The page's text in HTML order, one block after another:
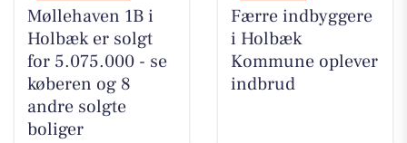
Møllehaven 1B i
Holbæk er solgt
for 5.075.000 - se
køberen og 8
andre solgte
boliger
Færre indbyggere
i Holbæk
Kommune oplever
indbrud